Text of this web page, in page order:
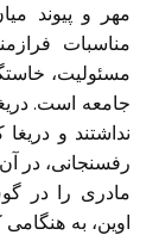
مهر و پیوند
مناسبات
مسئولیت،
جامعه است.
نداشتند و
رفسنجانی، در
مادری را در
اوین، به